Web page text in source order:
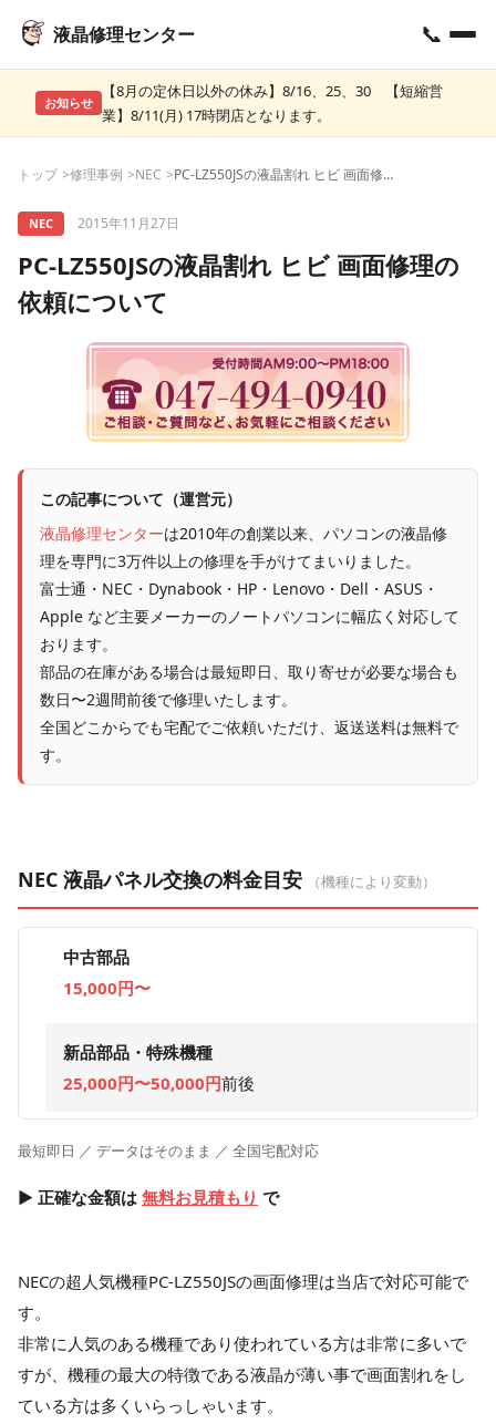
液晶修理センター 📞
お知らせ
【8月の定休日以外の休み】8/16、25、30 【短縮営
業】8/11(月) 17時閉店となります。
トップ 修理事例 NEC PC-LZ550JSの液晶割れ ヒビ 画面修理の依頼について
NEC 2015年11月27日
PC-LZ550JSの液晶割れ ヒビ 画面修理の
依頼について
この記事について（運営元）
液晶修理センターは2010年の創業以来、パソコンの液晶修
理を専門に3万件以上の修理を手がけてまいりました。
富士通・NEC・Dynabook・HP・Lenovo・Dell・ASUS・
Apple など主要メーカーのノートパソコンに幅広く対応して
おります。
部品の在庫がある場合は最短即日、取り寄せが必要な場合も
数日〜2週間前後で修理いたします。
全国どこからでも宅配でご依頼いただけ、返送送料は無料で
す。
NEC 液晶パネル交換の料金目安 （機種により変動）
中古部品
15,000円〜
新品部品・特殊機種
25,000円〜50,000円前後
最短即日 ／ データはそのまま ／ 全国宅配対応
▶ 正確な金額は 無料お見積もり で
NECの超人気機種PC-LZ550JSの画面修理は当店で対応可能で
す。
非常に人気のある機種であり使われている方は非常に多いで
すが、機種の最大の特徴である液晶が薄い事で画面割れをし
ている方は多くいらっしゃいます。